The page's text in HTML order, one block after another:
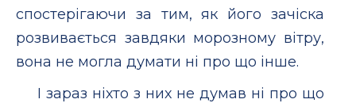
спостерігаючи за тим, як його зачіска
розвивається завдяки морозному вітру,
вона не могла думати ні про що інше.
І зараз ніхто з них не думав ні про що